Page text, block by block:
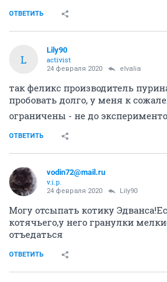
ОТВЕТИТЬ
L
Lily90
activist
24 февраля 2020 elvalia
так феликс производитель
пробовать долго, у меня к
ограничены - не до
ОТВЕТИТЬ
vodin72@mail.ru
v.i.p.
24 февраля 2020 Lily90
Могу отсыпать котику
котячьего,у него гранулки
отъедаться
ОТВЕТИТЬ